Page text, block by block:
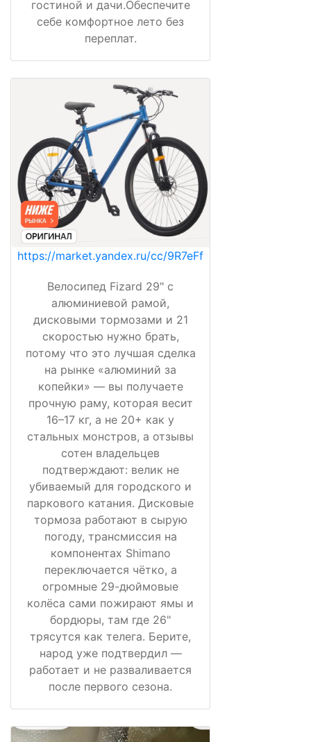
гостиной и дачи.Обеспечите
себе комфортное лето без
переплат.
https://market.yandex.ru/cc/9R7eFf
Велосипед Fizard 29" с
алюминиевой рамой,
дисковыми тормозами и 21
скоростью нужно брать,
потому что это лучшая сделка
на рынке «алюминий за
копейки» — вы получаете
прочную раму, которая весит
16–17 кг, а не 20+ как у
стальных монстров, а отзывы
сотен владельцев
подтверждают: велик не
убиваемый для городского и
паркового катания. Дисковые
тормоза работают в сырую
погоду, трансмиссия на
компонентах Shimano
переключается чётко, а
огромные 29-дюймовые
колёса сами пожирают ямы и
бордюры, там где 26"
трясутся как телега. Берите,
народ уже подтвердил —
работает и не разваливается
после первого сезона.